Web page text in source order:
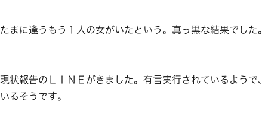
まに逢うもう１人の女がいたという。真っ黒な結果でした。
状報告のＬＩＮＥがきました。有言実行されているようで、
るそうです。